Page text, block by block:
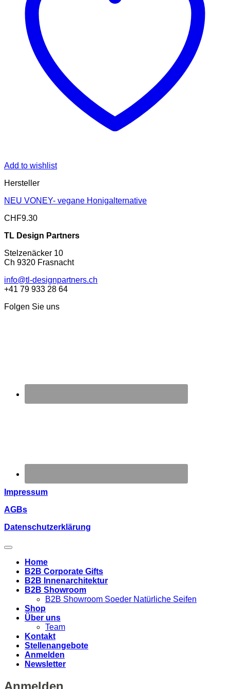
Add to wishlist
Hersteller
NEU VONEY- vegane Honigalternative
CHF9.30
TL Design Partners
Stelzenäcker 10
Ch 9320 Frasnacht
info@tl-designpartners.ch
+41 79 933 28 64
Folgen Sie uns
Impressum
AGBs
Datenschutzerklärung
Home
B2B Corporate Gifts
B2B Innenarchitektur
B2B Showroom
B2B Showroom Soeder Natürliche Seifen
Shop
Über uns
Team
Kontakt
Stellenangebote
Anmelden
Newsletter